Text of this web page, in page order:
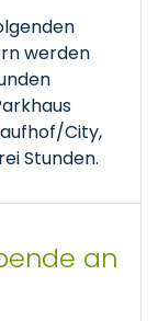
werden
City,
Stunden.
an